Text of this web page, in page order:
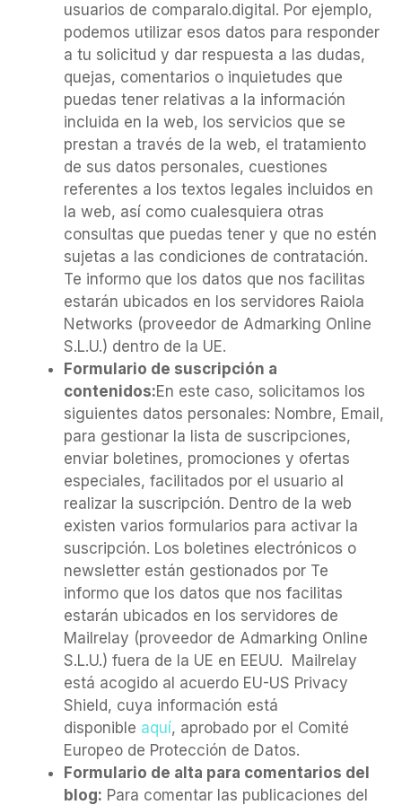
usuarios de comparalo.digital. Por ejemplo,
podemos utilizar esos datos para responder
a tu solicitud y dar respuesta a las dudas,
quejas, comentarios o inquietudes que
puedas tener relativas a la información
incluida en la web, los servicios que se
prestan a través de la web, el tratamiento
de sus datos personales, cuestiones
referentes a los textos legales incluidos en
la web, así como cualesquiera otras
consultas que puedas tener y que no estén
sujetas a las condiciones de contratación.
Te informo que los datos que nos facilitas
estarán ubicados en los servidores Raiola
Networks (proveedor de Admarking Online
S.L.U.) dentro de la UE.
Formulario de suscripción a
contenidos:En este caso, solicitamos los
siguientes datos personales: Nombre, Email,
para gestionar la lista de suscripciones,
enviar boletines, promociones y ofertas
especiales, facilitados por el usuario al
realizar la suscripción. Dentro de la web
existen varios formularios para activar la
suscripción. Los boletines electrónicos o
newsletter están gestionados por Te
informo que los datos que nos facilitas
estarán ubicados en los servidores de
Mailrelay (proveedor de Admarking Online
S.L.U.) fuera de la UE en EEUU. Mailrelay
está acogido al acuerdo EU-US Privacy
Shield, cuya información está
disponible aquí, aprobado por el Comité
Europeo de Protección de Datos.
Formulario de alta para comentarios del
blog: Para comentar las publicaciones del